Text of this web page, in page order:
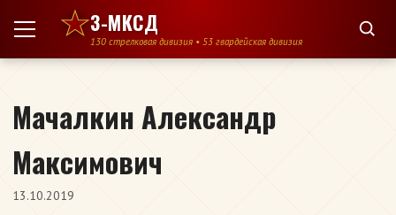
Перейти к содержимому
3-МКСД
130 стрелковая дивизия • 53 гвардейская дивизия
Мачалкин Александр
Максимович
13.10.2019